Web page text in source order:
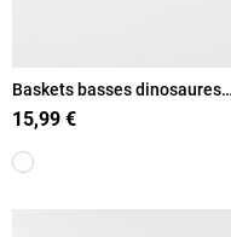
Baskets basses dinosaures
garçon (20-23)
15,99 €